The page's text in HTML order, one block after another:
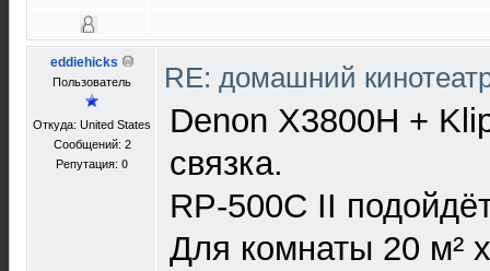
eddiehicks
Пользователь
Откуда: United States
Сообщений: 2
Репутация: 0
RE: домашний
Denon X3800H +
связка.
RP-500C II
Для комнаты 20 м²